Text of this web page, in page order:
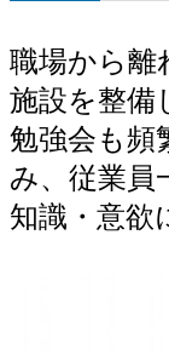
職場から離
施設を整備
勉強会も頻
み、従業員
知識・意欲